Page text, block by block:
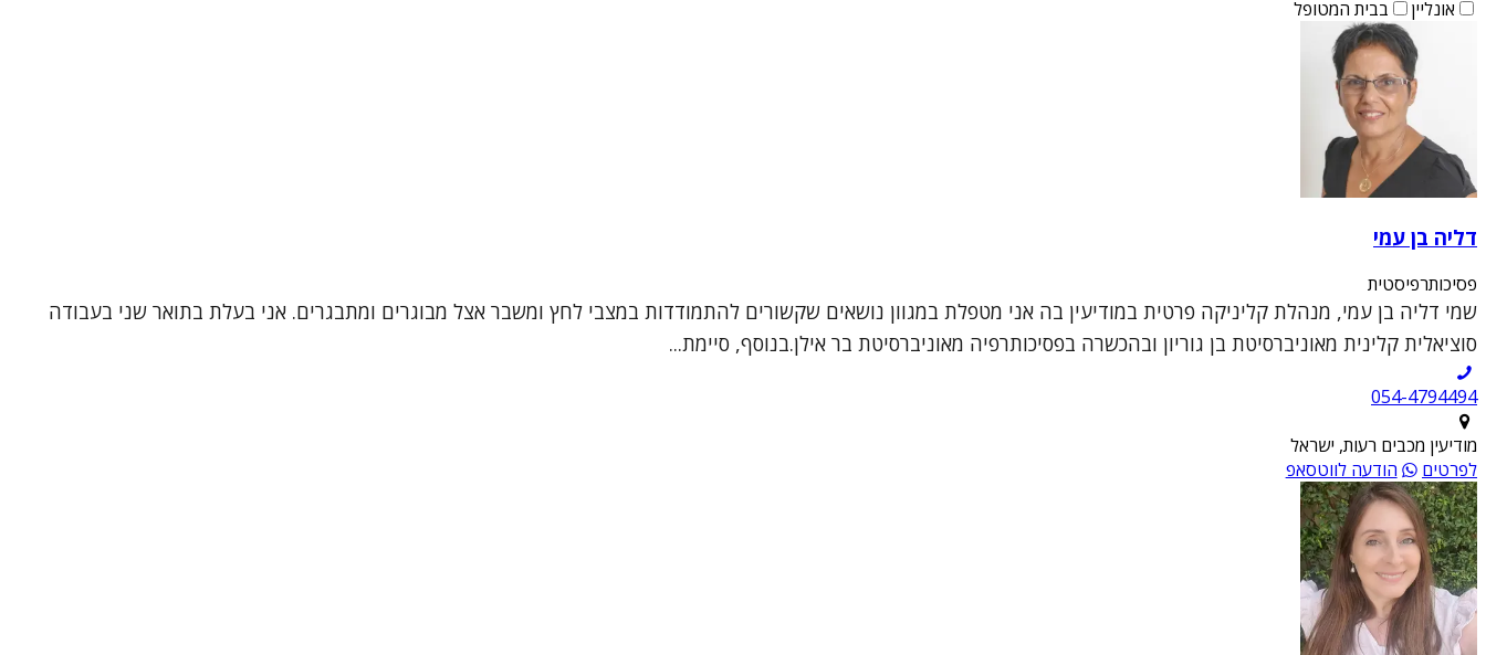
אונליין
בבית המטופל
דליה בן עמי
פסיכותרפיסטית
שמי דליה בן עמי, מנהלת קליניקה פרטית במודיעין בה אני מטפלת במגוון נושאים שקשורים להתמודדות במצבי לחץ ומשבר אצל מבוגרים ומתבגרים. אני בעלת בתואר שני בעבודה
סוציאלית קלינית מאוניברסיטת בן גוריון ובהכשרה בפסיכותרפיה מאוניברסיטת בר אילן.בנוסף, סיימת...
054-4794494
מודיעין מכבים רעות, ישראל
לפרטים
הודעה לווטסאפ